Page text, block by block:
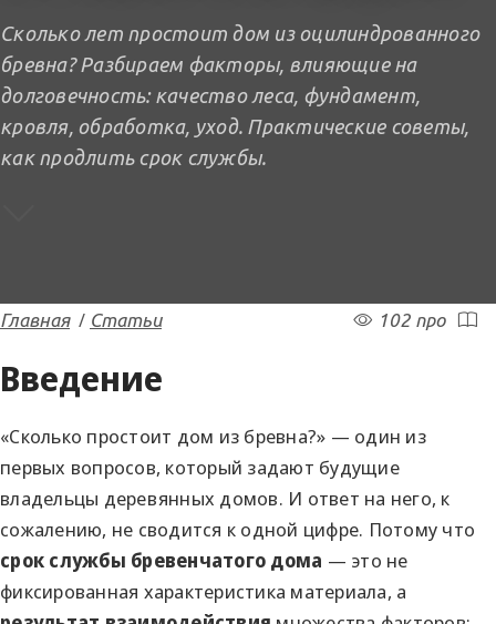
Сколько лет простоит дом из оцилиндрованного
бревна? Разбираем факторы, влияющие на
долговечность: качество леса, фундамент,
кровля, обработка, уход. Практические советы,
как продлить срок службы.
Главная/ Статьи 102 про
Введение
«Сколько простоит дом из бревна?» — один из
первых вопросов, который задают будущие
владельцы деревянных домов. И ответ на него, к
сожалению, не сводится к одной цифре. Потому что
срок службы бревенчатого дома — это не
фиксированная характеристика материала, а